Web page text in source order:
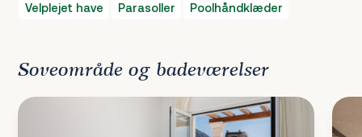
Velplejet have Parasoller Poolhåndklæder
Soveområde og badeværelser